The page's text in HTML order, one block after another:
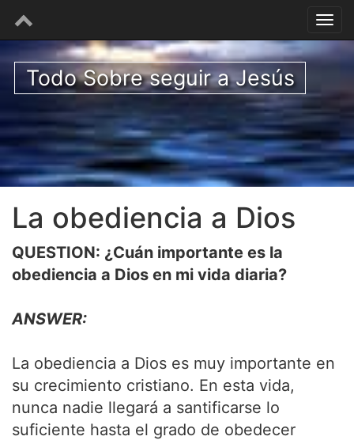
Todo Sobre seguir a Jesús
La obediencia a Dios
QUESTION: ¿Cuán importante es la
obediencia a Dios en mi vida diaria?
ANSWER:
La obediencia a Dios es muy importante en
su crecimiento cristiano. En esta vida,
nunca nadie llegará a santificarse lo
suficiente hasta el grado de obedecer